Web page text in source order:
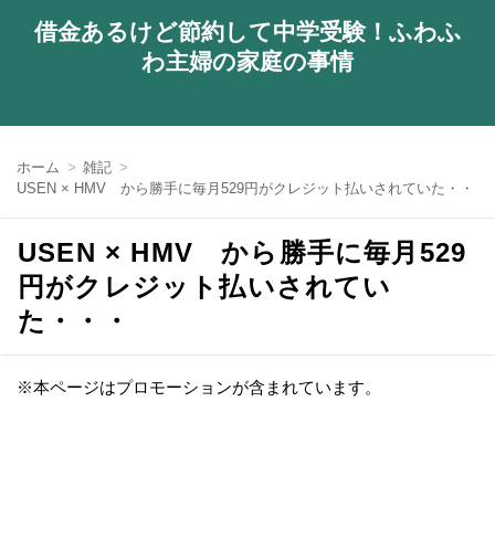
借金あるけど節約して中学受験！ふわふ
わ主婦の家庭の事情
ホーム
雑記
USEN × HMV から勝手に毎月529円がクレジット払いされていた・・・
USEN × HMV から勝手に毎月529
円がクレジット払いされてい
た・・・
※本ページはプロモーションが含まれています。